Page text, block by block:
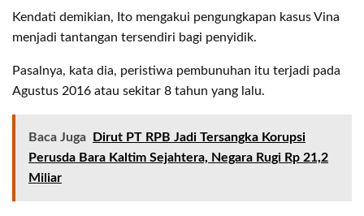
Kendati demikian, Ito mengakui pengungkapan kasus Vina
menjadi tantangan tersendiri bagi penyidik.
Pasalnya, kata dia, peristiwa pembunuhan itu terjadi pada
Agustus 2016 atau sekitar 8 tahun yang lalu.
Baca Juga
Dirut PT RPB Jadi Tersangka Korupsi
Perusda Bara Kaltim Sejahtera, Negara Rugi Rp 21,2
Miliar